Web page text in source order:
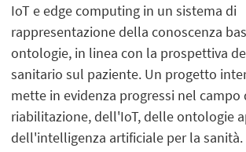
IoT e edge computing in un sistema di
rappresentazione della conoscenza
ontologie, in linea con la prospettiva
sanitario sul paziente. Un progetto
mette in evidenza progressi nel campo
riabilitazione, dell'IoT, delle ontologie
dell'intelligenza artificiale per la sanità.